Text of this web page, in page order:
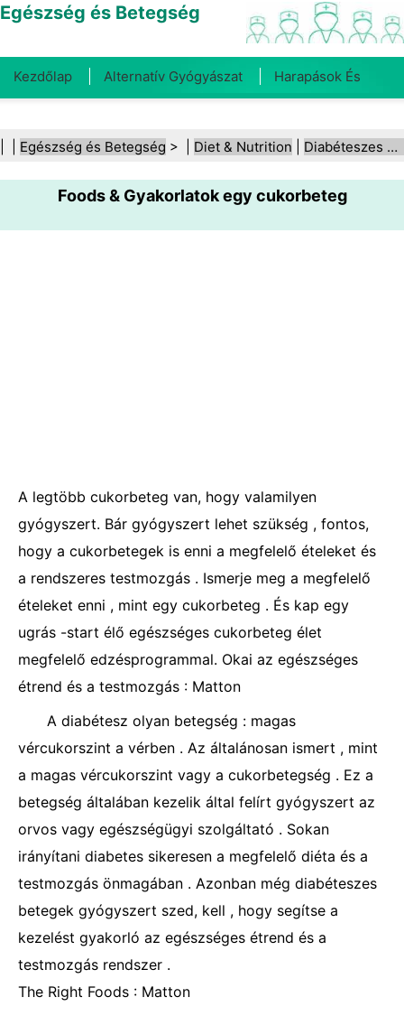
Egészség és Betegség
Kezdőlap Alternatív Gyógyászat Harapások És
Fogegészség Diéta És Táplálkozás Családi
Egészség Egészségügyi Ágazat Mentális Egészség
Közegészségügy És Biztonság Sebészet És
Egészség és Betegség > | Diet & Nutrition Diabéteszes étrend
Foods & Gyakorlatok egy cukorbeteg
A legtöbb cukorbeteg van, hogy valamilyen
gyógyszert. Bár gyógyszert lehet szükség , fontos,
hogy a cukorbetegek is enni a megfelelő ételeket és
a rendszeres testmozgás . Ismerje meg a megfelelő
ételeket enni , mint egy cukorbeteg . És kap egy
ugrás -start élő egészséges cukorbeteg élet
megfelelő edzésprogrammal. Okai az egészséges
étrend és a testmozgás : Matton
A diabétesz olyan betegség : magas
vércukorszint a vérben . Az általánosan ismert , mint
a magas vércukorszint vagy a cukorbetegség . Ez a
betegség általában kezelik által felírt gyógyszert az
orvos vagy egészségügyi szolgáltató . Sokan
irányítani diabetes sikeresen a megfelelő diéta és a
testmozgás önmagában . Azonban még diabéteszes
betegek gyógyszert szed, kell , hogy segítse a
kezelést gyakorló az egészséges étrend és a
testmozgás rendszer .
The Right Foods : Matton